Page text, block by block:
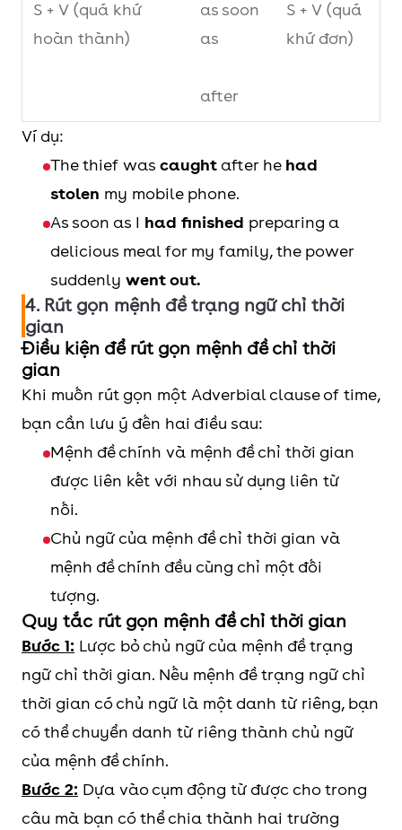
S + V (quá khứ
hoàn thành)
as soon
as
after
S + V (quá
khứ đơn)
Ví dụ:
The thief was caught after he had
stolen my mobile phone.
As soon as I had finished preparing a
delicious meal for my family, the power
suddenly went out.
4. Rút gọn mệnh đề trạng ngữ chỉ thời
gian
Điều kiện để rút gọn mệnh đề chỉ thời
gian
Khi muốn rút gọn một Adverbial clause of time,
bạn cần lưu ý đến hai điều sau:
Mệnh đề chính và mệnh đề chỉ thời gian
được liên kết với nhau sử dụng liên từ
nối.
Chủ ngữ của mệnh đề chỉ thời gian và
mệnh đề chính đều cùng chỉ một đối
tượng.
Quy tắc rút gọn mệnh đề chỉ thời gian
Bước 1: Lược bỏ chủ ngữ của mệnh đề trạng
ngữ chỉ thời gian. Nếu mệnh đề trạng ngữ chỉ
thời gian có chủ ngữ là một danh từ riêng, bạn
có thể chuyển danh từ riêng thành chủ ngữ
của mệnh đề chính.
Bước 2: Dựa vào cụm động từ được cho trong
câu mà bạn có thể chia thành hai trường